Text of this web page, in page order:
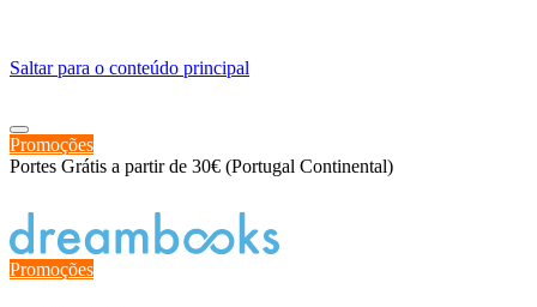
Saltar para o conteúdo principal
Promoções
Portes Grátis a partir de 30€ (Portugal Continental)
Promoções
≡